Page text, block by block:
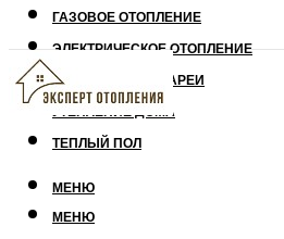
ГАЗОВОЕ ОТОПЛЕНИЕ
ЭЛЕКТРИЧЕСКОЕ ОТОПЛЕНИЕ
СОЛНЕЧНЫЕ БАТАРЕИ
УТЕПЛЕНИЕ ДОМА
ТЕПЛЫЙ ПОЛ
МЕНЮ
МЕНЮ